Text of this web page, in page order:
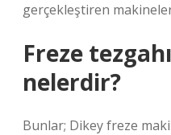
gerçekleştiren
Freze
nelerdir?
Bunlar; Dikey freze